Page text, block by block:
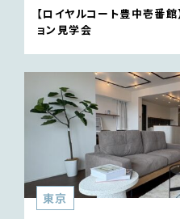
【ロイヤルコート豊中壱番
ョン見学会
東京